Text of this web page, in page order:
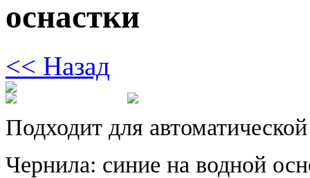
оснастки
<< Назад
Подходит для
Чернила: синие на водной